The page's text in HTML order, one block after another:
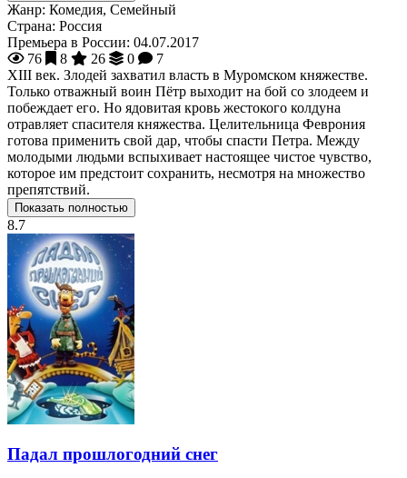
Жанр: Комедия, Семейный
Страна: Россия
Премьера в России: 04.07.2017
76
8 26 0
7
XIII век. Злодей захватил власть в Муромском княжестве.
Только отважный воин Пётр выходит на бой со злодеем и
побеждает его. Но ядовитая кровь жестокого колдуна
отравляет спасителя княжества. Целительница Феврония
готова применить свой дар, чтобы спасти Петра. Между
молодыми людьми вспыхивает настоящее чистое чувство,
которое им предстоит сохранить, несмотря на множество
препятствий.
Показать полностью
8.7
Падал прошлогодний снег